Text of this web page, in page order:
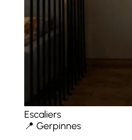
Escaliers
📍 Gerpinnes